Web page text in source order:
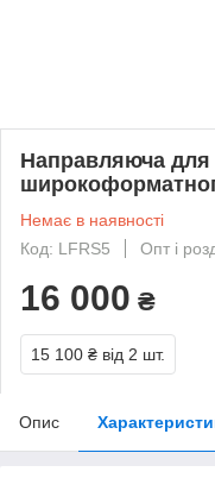
Направляюча для
Немає в наявності
Код: LFRS5
Опт і
16 000 ₴
15 100 ₴ від 2 шт.
Опис